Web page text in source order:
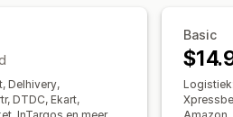
Trackingpagina
Updates van
Delhivery,
DTDC, Ekart,
Basic